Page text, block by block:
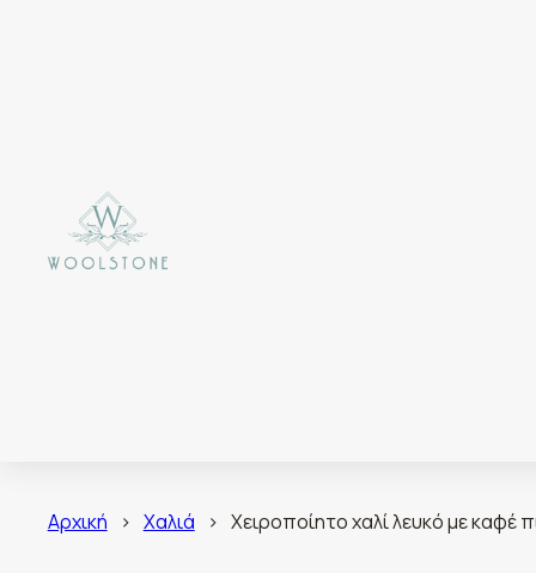
Αρχική > Χαλιά > Χειροποίητο χαλί λευκό με καφέ